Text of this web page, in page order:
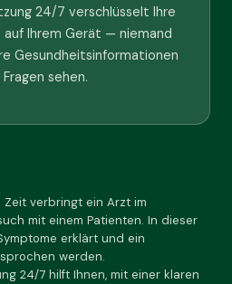
24/7 verschlüsselt Ihre
auf Ihrem Gerät — niemand
Gesundheitsinformationen
sehen.
Zeit verbringt ein Arzt im
mit einem Patienten. In dieser
erklärt und ein
werden.
24/7 hilft Ihnen, mit einer klaren